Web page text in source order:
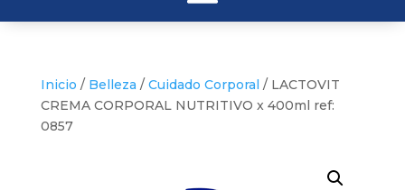
Inicio / Belleza / Cuidado Corporal / LACTOVIT
CREMA CORPORAL NUTRITIVO x 400ml ref:
0857